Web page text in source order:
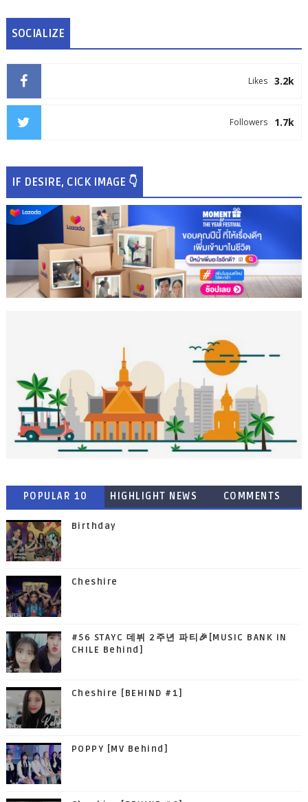
SOCIALIZE
3.2k
Likes
1.7k
Followers
IF DESIRE, CICK IMAGE 👇
POPULAR 10 HIGHLIGHT NEWS COMMENTS
Birthday
Cheshire
#56 STAYC 데뷔 2주년 파티🎉[MUSIC BANK IN
CHILE Behind]
Cheshire [BEHIND #1]
POPPY [MV Behind]